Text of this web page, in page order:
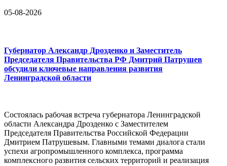
05-08-2026
Губернатор Александр Дрозденко и Заместитель
Председателя Правительства РФ Дмитрий Патрушев
обсудили ключевые направления развития
Ленинградской области
Состоялась рабочая встреча губернатора Ленинградской
области Александра Дрозденко с Заместителем
Председателя Правительства Российской Федерации
Дмитрием Патрушевым. Главными темами диалога стали
успехи агропромышленного комплекса, программа
комплексного развития сельских территорий и реализация